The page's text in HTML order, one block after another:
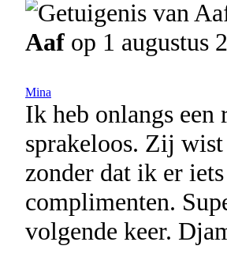
Aaf op 1 augustus
Mina
Ik heb onlangs een
sprakeloos. Zij
zonder dat ik er
complimenten.
volgende keer.